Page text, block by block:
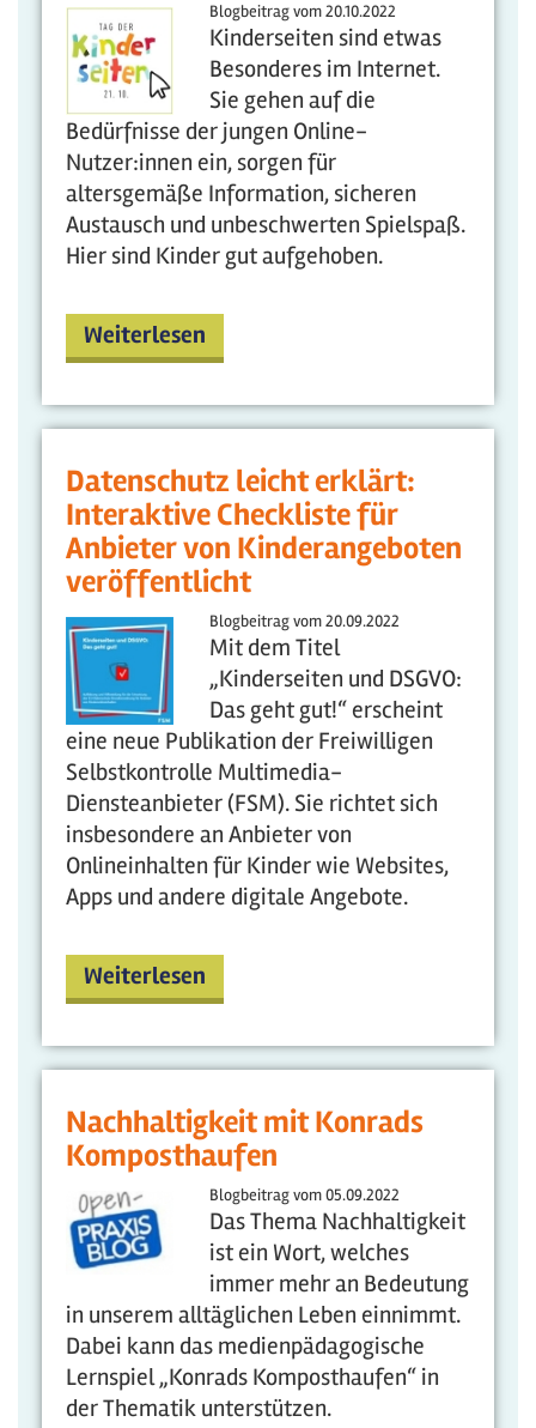
Blogbeitrag vom20.10.2022
Kinderseiten sind etwas
Besonderes im Internet.
Sie gehen auf die
Bedürfnisse der jungen Online-
Nutzer:innen ein, sorgen für
altersgemäße Information, sicheren
Austausch und unbeschwerten Spielspaß.
Hier sind Kinder gut aufgehoben.
Weiterlesen
Datenschutz leicht erklärt:
Interaktive Checkliste für
Anbieter von Kinderangeboten
veröffentlicht
Blogbeitrag vom20.09.2022
Mit dem Titel
„Kinderseiten und DSGVO:
Das geht gut!“ erscheint
eine neue Publikation der Freiwilligen
Selbstkontrolle Multimedia-
Diensteanbieter (FSM). Sie richtet sich
insbesondere an Anbieter von
Onlineinhalten für Kinder wie Websites,
Apps und andere digitale Angebote.
Weiterlesen
Nachhaltigkeit mit Konrads
Komposthaufen
Blogbeitrag vom05.09.2022
Das Thema Nachhaltigkeit
ist ein Wort, welches
immer mehr an Bedeutung
in unserem alltäglichen Leben einnimmt.
Dabei kann das medienpädagogische
Lernspiel „Konrads Komposthaufen“ in
der Thematik unterstützen.